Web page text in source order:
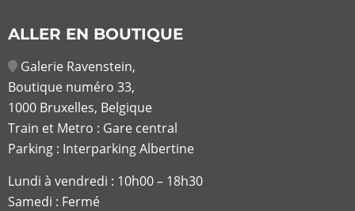
ALLER EN BOUTIQUE
Galerie Ravenstein,
Boutique numéro 33,
1000 Bruxelles, Belgique
Train et Metro : Gare central
Parking : Interparking Albertine
Lundi à vendredi : 10h00 – 18h30
Samedi : Fermé